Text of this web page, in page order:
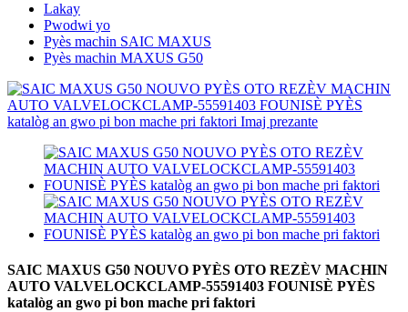
Lakay
Pwodwi yo
Pyès machin SAIC MAXUS
Pyès machin MAXUS G50
SAIC MAXUS G50 NOUVO PYÈS OTO REZÈV MACHIN
AUTO VALVELOCKCLAMP-55591403 FOUNISÈ PYÈS
katalòg an gwo pi bon mache pri faktori